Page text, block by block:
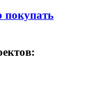
покупать